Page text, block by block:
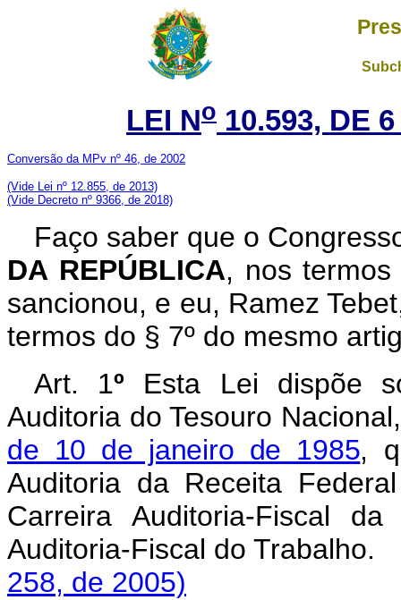
LEI No 10.593, DE
Conversão da MPv nº 46, de 2002
(Vide Lei nº 12.855, de 2013)
(Vide Decreto nº 9366, de 2018)
Faço saber que o
DA REPÚBLICA, nos
sancionou, e eu, Ramez
termos do § 7º do mesmo
Art. 1º Esta Lei dispõe
Auditoria do Tesouro
de 10 de janeiro de 1985,
Auditoria da Receita
Carreira Auditoria-Fiscal
Auditoria-Fiscal do
258, de 2005)